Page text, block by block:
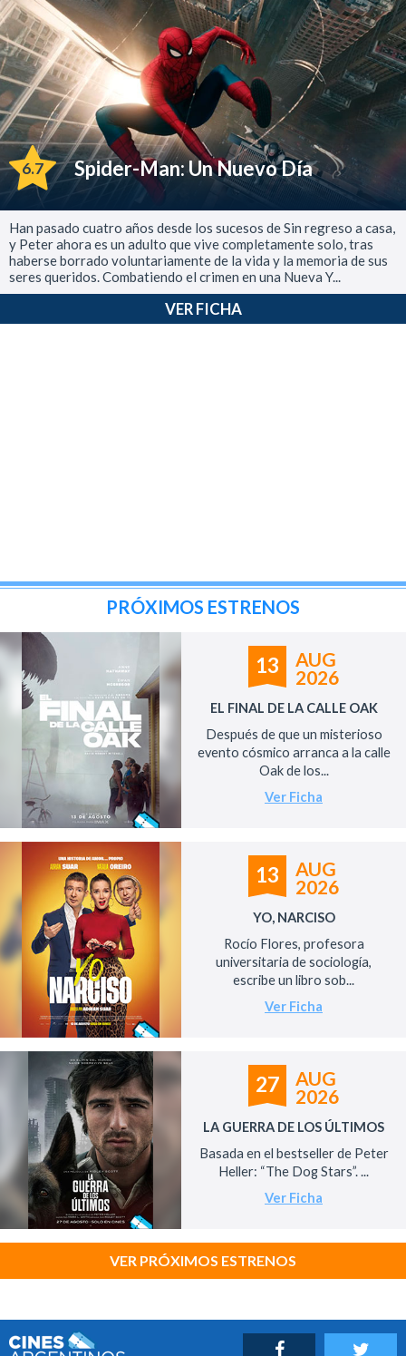
6.7 Spider-Man: Un Nuevo Día
Han pasado cuatro años desde los sucesos de Sin regreso a casa,
y Peter ahora es un adulto que vive completamente solo, tras
haberse borrado voluntariamente de la vida y la memoria de sus
seres queridos. Combatiendo el crimen en una Nueva Y...
VER FICHA
PRÓXIMOS ESTRENOS
13
AUG
2026
EL FINAL DE LA CALLE OAK
Después de que un misterioso
evento cósmico arranca a la calle
Oak de los...
Ver Ficha
13
AUG
2026
YO, NARCISO
Rocío Flores, profesora
universitaria de sociología,
escribe un libro sob...
Ver Ficha
27
AUG
2026
LA GUERRA DE LOS ÚLTIMOS
Basada en el bestseller de Peter
Heller: “The Dog Stars”. ...
Ver Ficha
VER PRÓXIMOS ESTRENOS